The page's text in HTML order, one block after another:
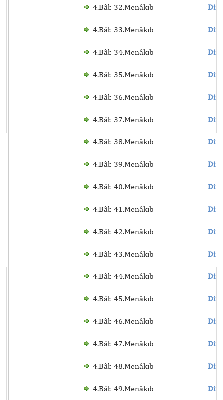
4.Bâb 32.Menâkıb
4.Bâb 33.Menâkıb
4.Bâb 34.Menâkıb
4.Bâb 35.Menâkıb
4.Bâb 36.Menâkıb
4.Bâb 37.Menâkıb
4.Bâb 38.Menâkıb
4.Bâb 39.Menâkıb
4.Bâb 40.Menâkıb
4.Bâb 41.Menâkıb
4.Bâb 42.Menâkıb
4.Bâb 43.Menâkıb
4.Bâb 44.Menâkıb
4.Bâb 45.Menâkıb
4.Bâb 46.Menâkıb
4.Bâb 47.Menâkıb
4.Bâb 48.Menâkıb
4.Bâb 49.Menâkıb